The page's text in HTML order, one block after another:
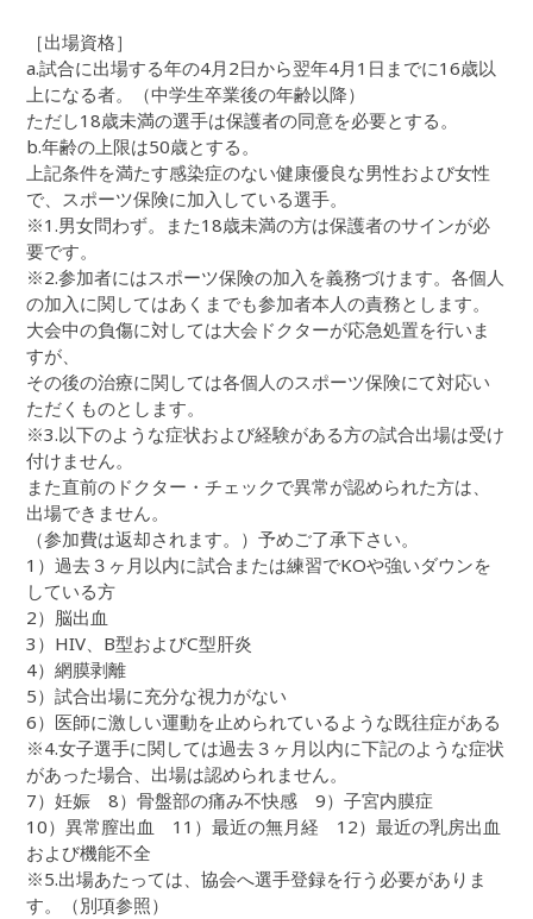
［出場資格］
a.試合に出場する年の4月2日から翌年4月1日までに16歳以
上になる者。（中学生卒業後の年齢以降）
ただし18歳未満の選手は保護者の同意を必要とする。
b.年齢の上限は50歳とする。
上記条件を満たす感染症のない健康優良な男性および女性
で、スポーツ保険に加入している選手。
※1.男女問わず。また18歳未満の方は保護者のサインが必
要です。
※2.参加者にはスポーツ保険の加入を義務づけます。各個人
の加入に関してはあくまでも参加者本人の責務とします。
大会中の負傷に対しては大会ドクターが応急処置を行いま
すが、
その後の治療に関しては各個人のスポーツ保険にて対応い
ただくものとします。
※3.以下のような症状および経験がある方の試合出場は受け
付けません。
また直前のドクター・チェックで異常が認められた方は、
出場できません。
（参加費は返却されます。）予めご了承下さい。
1）過去３ヶ月以内に試合または練習でKOや強いダウンを
している方
2）脳出血
3）HIV、B型およびC型肝炎
4）網膜剥離
5）試合出場に充分な視力がない
6）医師に激しい運動を止められているような既往症がある
※4.女子選手に関しては過去３ヶ月以内に下記のような症状
があった場合、出場は認められません。
7）妊娠 8）骨盤部の痛み不快感 9）子宮内膜症
10）異常膣出血 11）最近の無月経 12）最近の乳房出血
および機能不全
※5.出場あたっては、協会へ選手登録を行う必要がありま
す。（別項参照）